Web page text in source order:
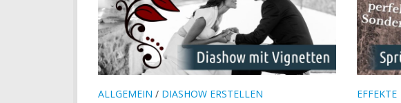
ALLGEMEIN / DIASHOW ERSTELLEN
EFFEKTE